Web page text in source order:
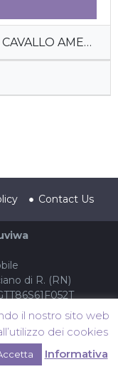
AMERICANO
Contact Us
di R. (RN)
il nostro sito web
dei cookies
Informativa